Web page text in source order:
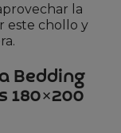
la
este chollo y
Bedding
180×200